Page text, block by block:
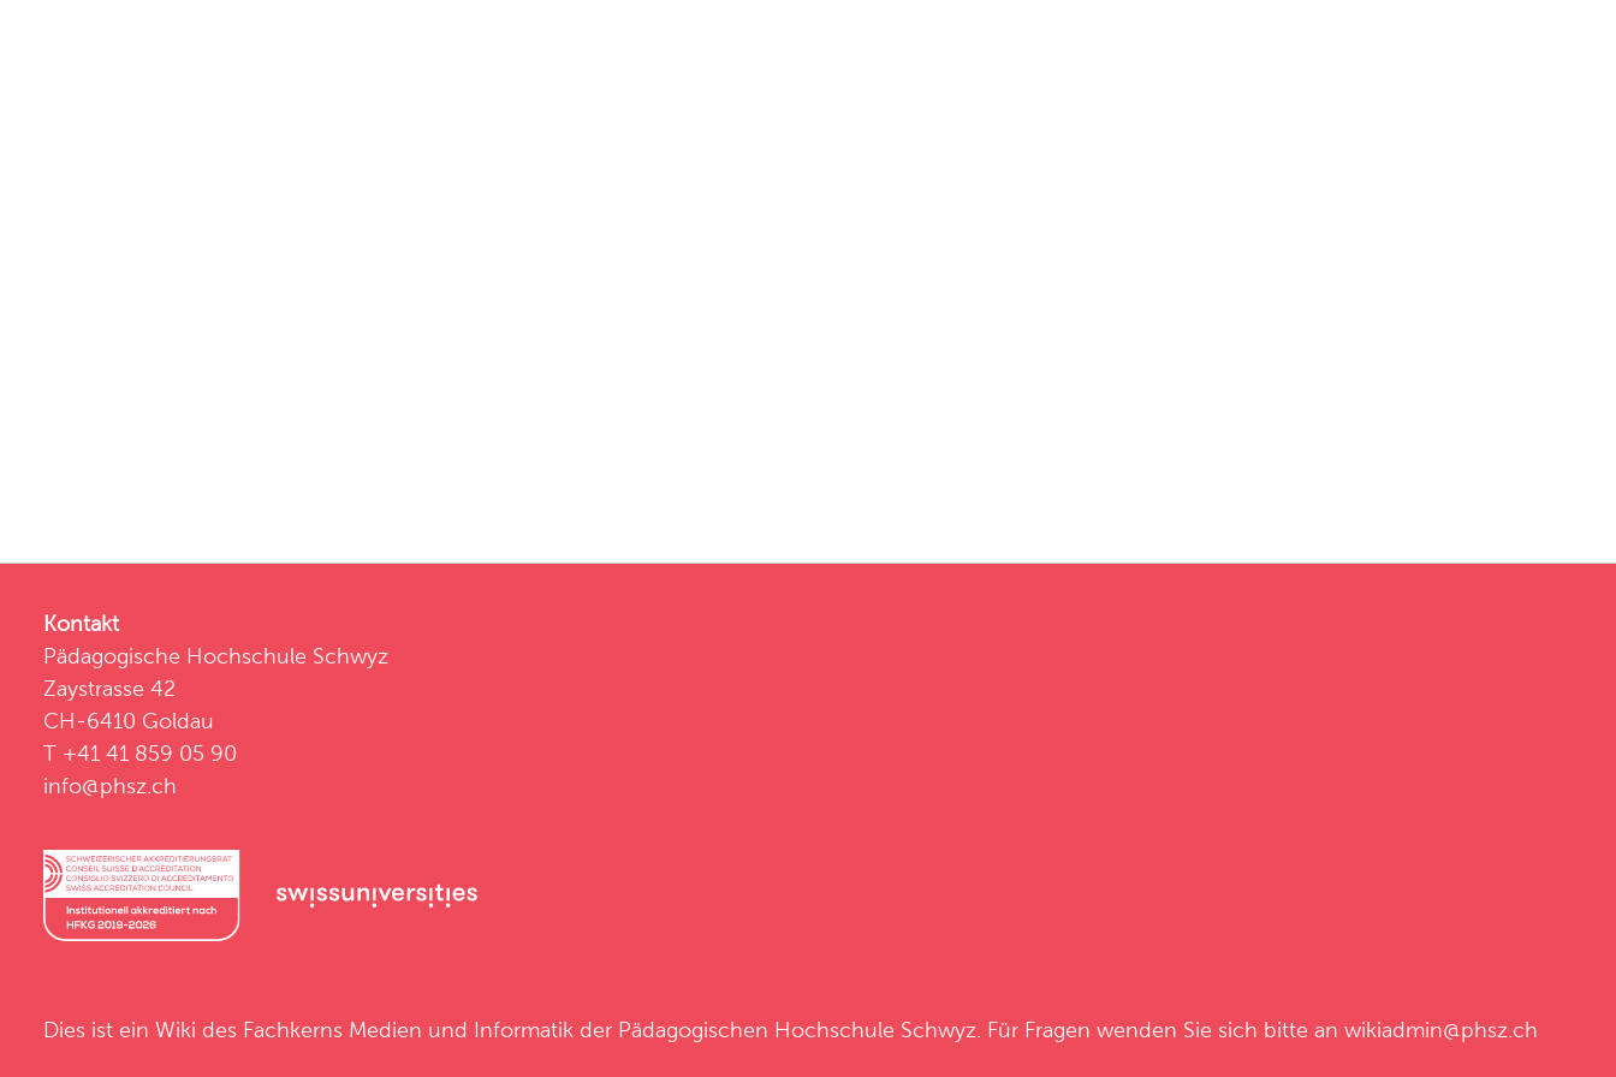
Kontakt
Pädagogische Hochschule Schwyz
Zaystrasse 42
CH-6410 Goldau
T +41 41 859 05 90
info@phsz.ch
Dies ist ein Wiki des Fachkerns Medien und Informatik der Pädagogischen Hochschule Schwyz . Für Fragen wenden Sie sich bitte an wikiadmin@phsz.ch